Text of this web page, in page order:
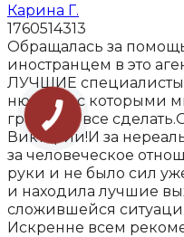
Карина Г.
1760514313
Обращалась за
иностранцем в это
ЛУЧШИЕ
нюансов,с которыми
грамотно все
Виктории!И за
за человеческое
руки и не было сил
и находила лучшие
сложившейся
Искренне всем